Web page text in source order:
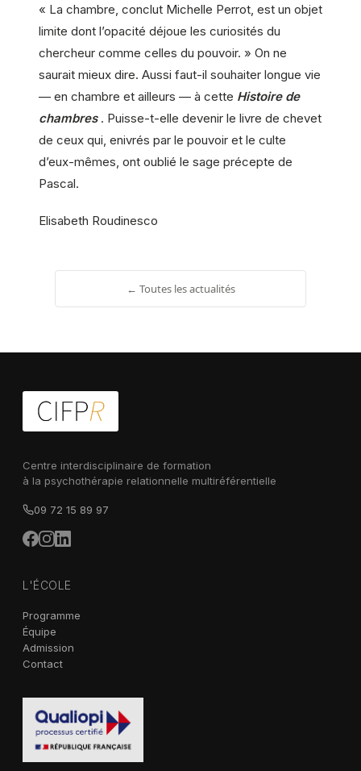
« La chambre, conclut Michelle Perrot, est un objet
limite dont l’opacité déjoue les curiosités du
chercheur comme celles du pouvoir. » On ne
saurait mieux dire. Aussi faut-il souhaiter longue vie
— en chambre et ailleurs — à cette Histoire de
chambres . Puisse-t-elle devenir le livre de chevet
de ceux qui, enivrés par le pouvoir et le culte
d’eux-mêmes, ont oublié le sage précepte de
Pascal.
Elisabeth Roudinesco
← Toutes les actualités
Centre interdisciplinaire de formation
à la psychothérapie relationnelle multiréférentielle
09 72 15 89 97
L'ÉCOLE
Programme
Équipe
Admission
Contact